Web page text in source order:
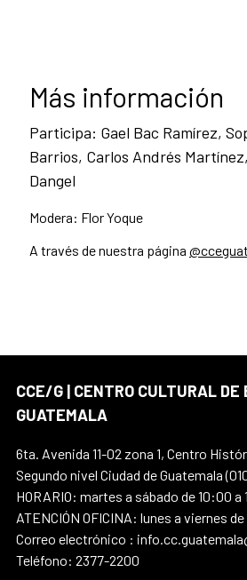
Más información
Participa: Gael Bac Ramírez,
Barrios, Carlos Andrés
Dangel
Modera: Flor Yoque
A través de nuestra página
CCE/G | CENTRO CULTURAL DE
GUATEMALA
6ta. Avenida 11-02 zona 1, Centro
Segundo nivel Ciudad de Guatemala
HORARIO: martes a sábado de 10:00 a
ATENCIÓN OFICINA: lunes a viernes
Correo electrónico :
Teléfono: 2377-2200